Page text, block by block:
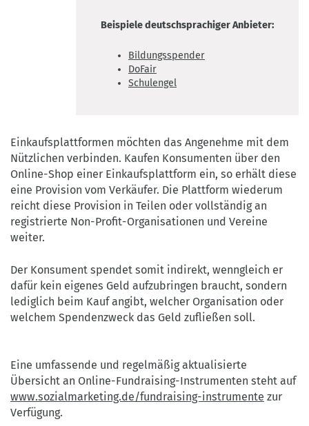
Beispiele deutschsprachiger Anbieter:
Bildungsspender
DoFair
Schulengel
Einkaufsplattformen möchten das Angenehme mit dem
Nützlichen verbinden. Kaufen Konsumenten über den
Online-Shop einer Einkaufsplattform ein, so erhält diese
eine Provision vom Verkäufer. Die Plattform wiederum
reicht diese Provision in Teilen oder vollständig an
registrierte Non-Profit-Organisationen und Vereine
weiter.
Der Konsument spendet somit indirekt, wenngleich er
dafür kein eigenes Geld aufzubringen braucht, sondern
lediglich beim Kauf angibt, welcher Organisation oder
welchem Spendenzweck das Geld zufließen soll.
Eine umfassende und regelmäßig aktualisierte
Übersicht an Online-Fundraising-Instrumenten steht auf
www.sozialmarketing.de/fundraising-instrumente zur
Verfügung.